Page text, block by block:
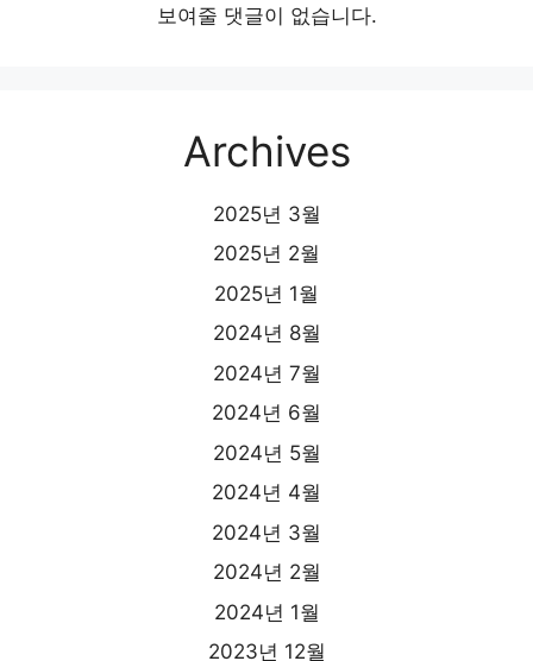
보여줄 댓글이 없습니다.
Archives
2025년 3월
2025년 2월
2025년 1월
2024년 8월
2024년 7월
2024년 6월
2024년 5월
2024년 4월
2024년 3월
2024년 2월
2024년 1월
2023년 12월